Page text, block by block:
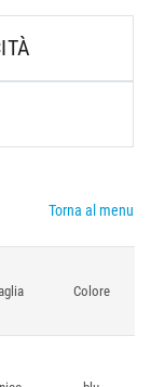
Torna al menu
Colore